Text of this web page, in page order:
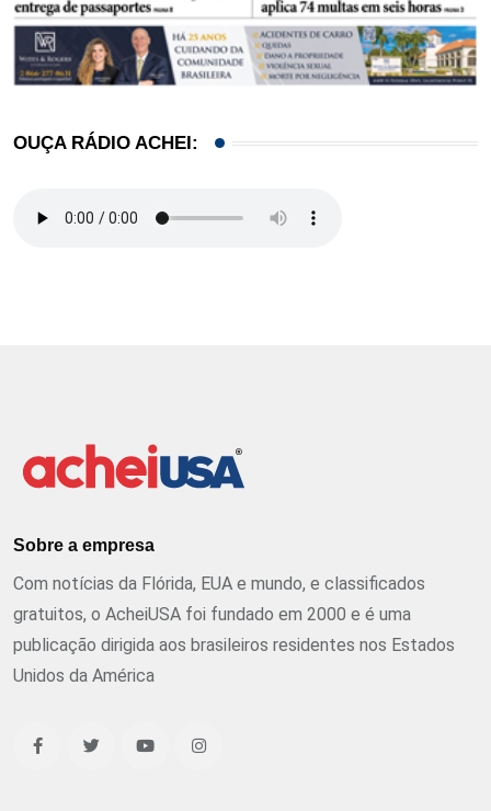
OUÇA RÁDIO ACHEI:
Sobre a empresa
Com notícias da Flórida, EUA e mundo, e classificados
gratuitos, o AcheiUSA foi fundado em 2000 e é uma
publicação dirigida aos brasileiros residentes nos Estados
Unidos da América